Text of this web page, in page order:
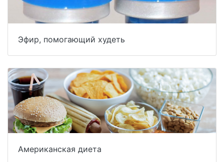
Эфир, помогающий худеть
Американская диета